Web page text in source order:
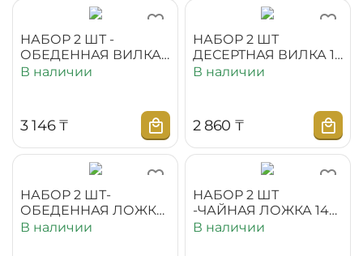
НАБОР 2 ШТ -
ОБЕДЕННАЯ ВИЛКА
20 СМ
В наличии
3 146 ₸
НАБОР 2 ШТ
ДЕСЕРТНАЯ ВИЛКА 19
СМ НА БЛИСТЕРЕ
В наличии
2 860 ₸
НАБОР 2 ШТ-
ОБЕДЕННАЯ ЛОЖКА
21 СМ WL‑999.101.041
В наличии
НАБОР 2 ШТ
-ЧАЙНАЯ ЛОЖКА 14
СМ WL‑999.101.045/2В
В наличии